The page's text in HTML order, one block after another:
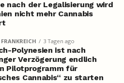
nach der Legalisierung wird
nicht mehr Cannabis
3 Tagen ago
Polynesien ist nach
Verzögerung endlich
Pilotprogramm für
Cannabis“ zu starten